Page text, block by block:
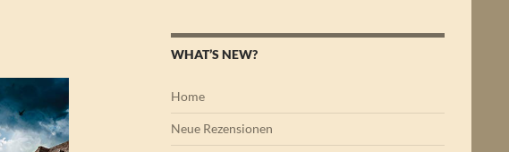
WHAT’S NEW?
Home
Neue Rezensionen